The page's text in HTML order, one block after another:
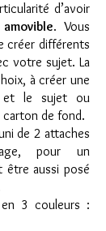
d’avoir
. Vous
créer différents
votre sujet. La
à créer une
et le sujet ou
de fond.
de 2 attaches
pour un
être aussi posé
3 couleurs :